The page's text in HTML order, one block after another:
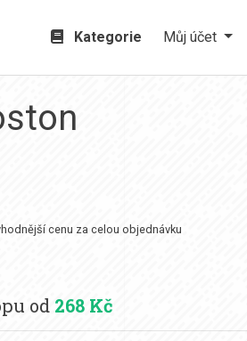
Kategorie Můj účet
cenu za celou objednávku
od 268 Kč